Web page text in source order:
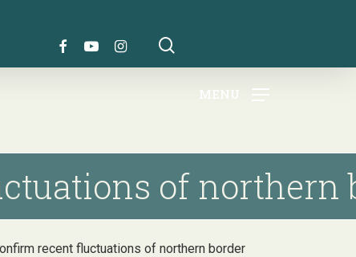
MENU
FACEBOOK
YOUTUBEINSTAGRAM
of
recent fluctuations of northern border